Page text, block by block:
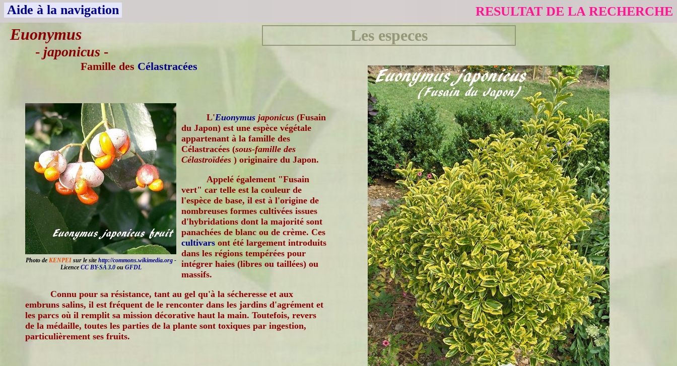
Aide à la navigation RESULTAT DE LA RECHERCHE
Euonymus
- japonicus-
Famille des Célastracées
Les especes
Photo de KENPEIsur le site http://commons.wikimedia.org-
Licence CC BY-SA 3.0ou GFDL
L'Euonymus japonicus (Fusain
du Japon) est une espèce végétale
appartenant à la famille des
Célastracées (sous-famille des
Célastroïdées ) originaire du Japon.
Appelé également "Fusain
vert" car telle est la couleur de
l'espèce de base, il est à l'origine de
nombreuses formes cultivées issues
d'hybridations dont la majorité sont
panachées de blanc ou de crème. Ces
cultivars ont été largement introduits
dans les régions tempérées pour
intégrer haies (libres ou taillées) ou
massifs.
Connu pour sa résistance, tant au gel qu'à la sécheresse et aux
embruns salins, il est fréquent de le renconter dans les jardins d'agrément et
les parcs où il remplit sa mission décorative haut la main. Toutefois, revers
de la médaille, toutes les parties de la plante sont toxiques par ingestion,
particulièrement ses fruits.